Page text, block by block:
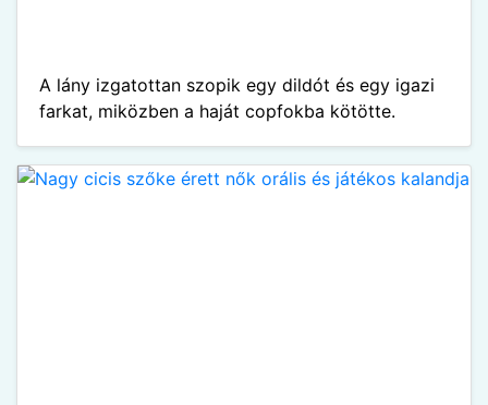
A lány izgatottan szopik egy dildót és egy igazi
farkat, miközben a haját copfokba kötötte.